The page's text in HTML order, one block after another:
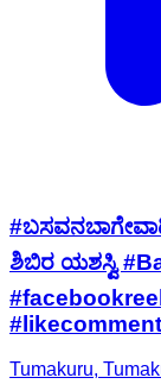
ಶಿಬಿರ ಯಶಸ್ವಿ
Tumakuru,